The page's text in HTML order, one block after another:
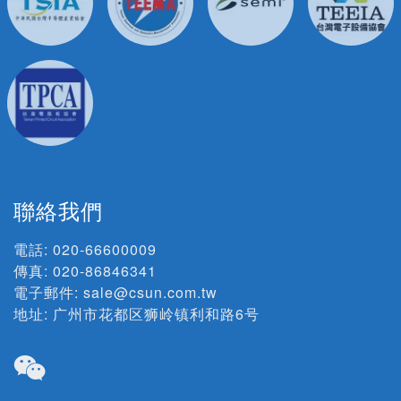
聯絡我們
電話: 020-66600009
傳真: 020-86846341
電子郵件: sale@csun.com.tw
地址: 广州市花都区狮岭镇利和路6号